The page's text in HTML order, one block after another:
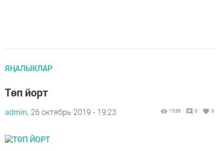
ЯҢАЛЫКЛАР
Төп йорт
admin, 26 октябрь 2019 - 19:23 1536 0 3